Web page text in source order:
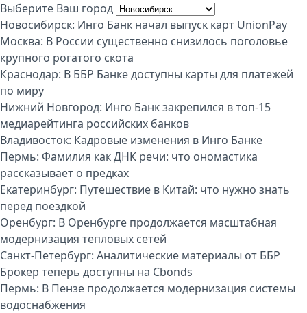
Выберите Ваш город
Новосибирск: Инго Банк начал выпуск карт UnionPay
Москва: В России существенно снизилось поголовье
крупного рогатого скота
Краснодар: В ББР Банке доступны карты для платежей
по миру
Нижний Новгород: Инго Банк закрепился в топ-15
медиарейтинга российских банков
Владивосток: Кадровые изменения в Инго Банке
Пермь: Фамилия как ДНК речи: что ономастика
рассказывает о предках
Екатеринбург: Путешествие в Китай: что нужно знать
перед поездкой
Оренбург: В Оренбурге продолжается масштабная
модернизация тепловых сетей
Санкт-Петербург: Аналитические материалы от ББР
Брокер теперь доступны на Cbonds
Пермь: В Пензе продолжается модернизация системы
водоснабжения